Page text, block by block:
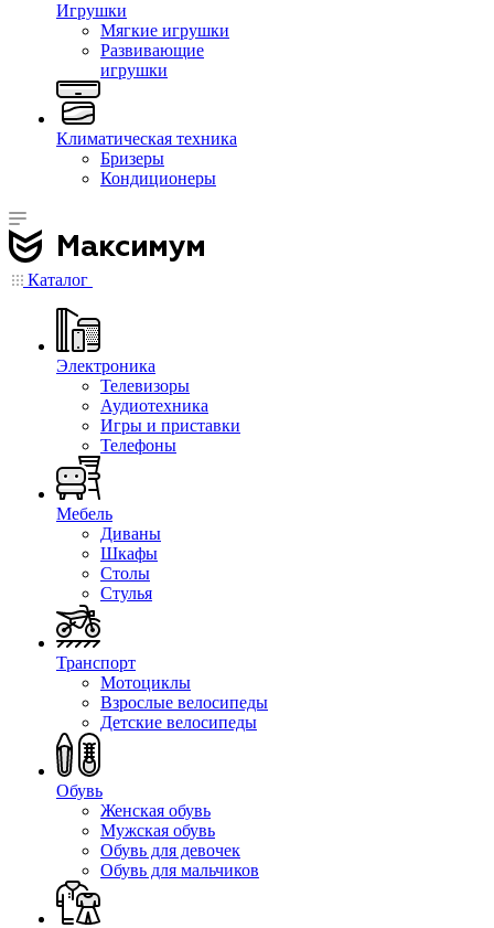
Игрушки
Мягкие игрушки
Развивающие
игрушки
Климатическая техника
Бризеры
Кондиционеры
Каталог
Электроника
Телевизоры
Аудиотехника
Игры и приставки
Телефоны
Мебель
Диваны
Шкафы
Столы
Стулья
Транспорт
Мотоциклы
Взрослые велосипеды
Детские велосипеды
Обувь
Женская обувь
Мужская обувь
Обувь для девочек
Обувь для мальчиков